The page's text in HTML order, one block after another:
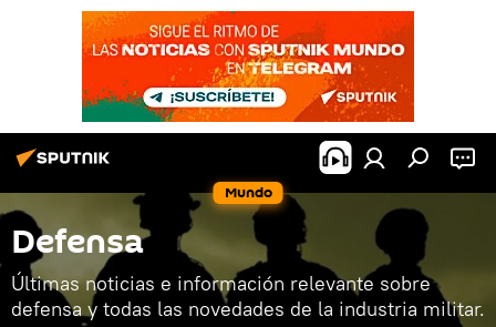
Mundo
Defensa
Últimas noticias e información relevante sobre
defensa y todas las novedades de la industria militar.